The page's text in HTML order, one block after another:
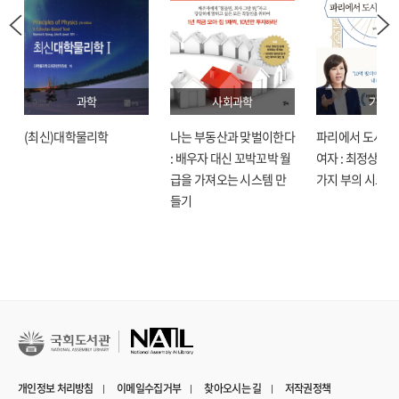
과학
(최신)대학물리학
사회과학
나는 부동산과 맞벌이한다
: 배우자 대신 꼬박꼬박 월
급을 가져오는 시스템 만
들기
기술
파리에서 도시락
여자 : 최정상으
가지 부의 시크릿
개인정보 처리방침 이메일수집거부 찾아오시는 길 저작권정책